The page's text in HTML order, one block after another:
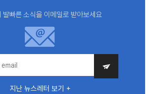
발빠른 소식을 이메일로 받아보세요
지난 뉴스레터 보기 +